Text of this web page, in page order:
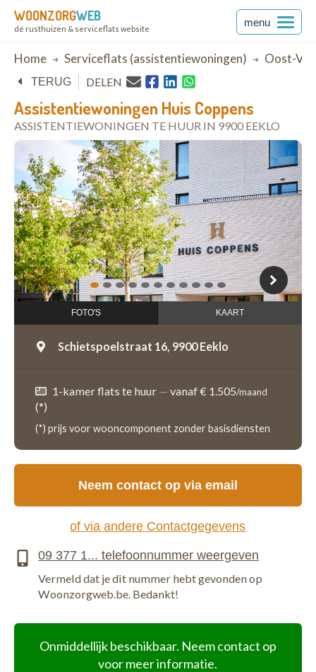
WOONZORGWEB
dé rusthuizen & serviceflats website
menu
Breadcrumb
Home Serviceflats (assistentiewoningen) Oost-
Assistentiewoningen Huis Coppens
ASSISTENTIEWONINGEN TE HUUR IN 9900 EEKLO
TERUG DELEN
1 2 3 4 5 6 7 8 9 1011
open in Google Maps
FOTO'S KAART
Schietspoelstraat 16, 9900 Eeklo
1-kamer flats te huur — vanaf € 1.505/maand
(*)
(*) prijs voor wooncomponent zonder basisdiensten
Onmiddellijk beschikbaar. Neem contact op
voor meer informatie.
Neem contact op via email
of via andere Contactgegevens
Vermeld dat je dit nummer hebt gevonden op
Woonzorgweb.be. Bedankt!